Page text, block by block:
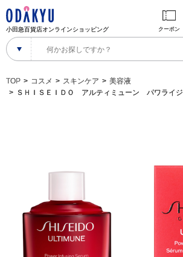
小田急百貨店オンラインショッピング クーポン
TOP コスメ スキンケア
美容液
ＳＨＩＳＥＩＤＯ アルティミューン パワライ